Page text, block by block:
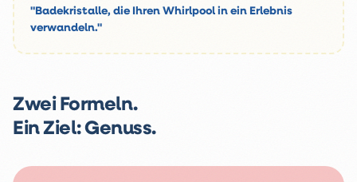
"Badekristalle, die Ihren Whirlpool in ein Erlebnis
verwandeln."
Zwei Formeln.
Ein Ziel: Genuss.